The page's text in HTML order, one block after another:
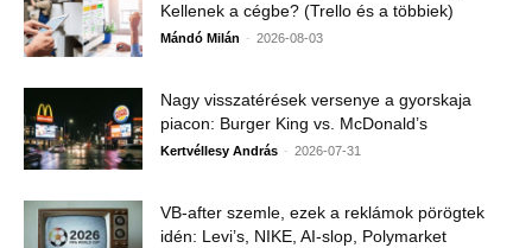
Kellenek a cégbe? (Trello és a többiek)
Mándó Milán - 2026-08-03
Nagy visszatérések versenye a gyorskaja
piacon: Burger King vs. McDonald’s
Kertvéllesy András - 2026-07-31
VB-after szemle, ezek a reklámok pörögtek
idén: Levi’s, NIKE, AI-slop, Polymarket